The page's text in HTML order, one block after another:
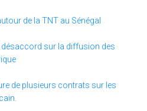
de la TNT au Sénégal
sur la diffusion des
de plusieurs contrats sur les